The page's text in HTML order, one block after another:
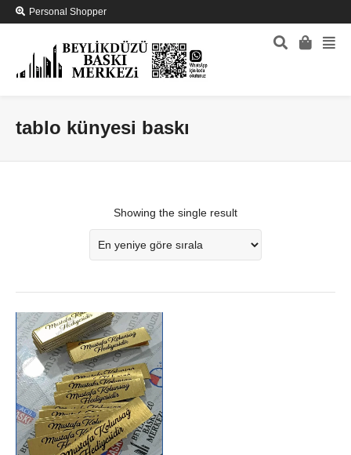
Personal Shopper
tablo künyesi baskı
Showing the single result